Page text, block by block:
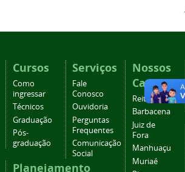
Cursos
Como
ingressar
Técnicos
Graduação
Pós-
graduação
Planejamento
Serviços
Fale
Conosco
Ouvidoria
Perguntas
Frequentes
Comunicação
Social
Nossos
Campi
Reitoria
Barbacena
Juiz de
Fora
Manhuaçu
Muriaé